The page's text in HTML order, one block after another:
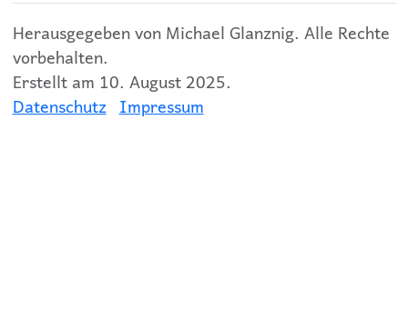
Herausgegeben von Michael Glanznig. Alle Rechte
vorbehalten.
Erstellt am 10. August 2025.
Datenschutz Impressum